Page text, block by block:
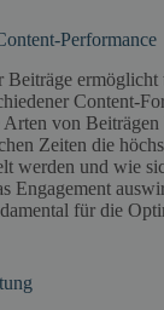
Performance
Beiträge
Content-
von Beiträgen
Zeiten die
werden und wie
Engagement
für die